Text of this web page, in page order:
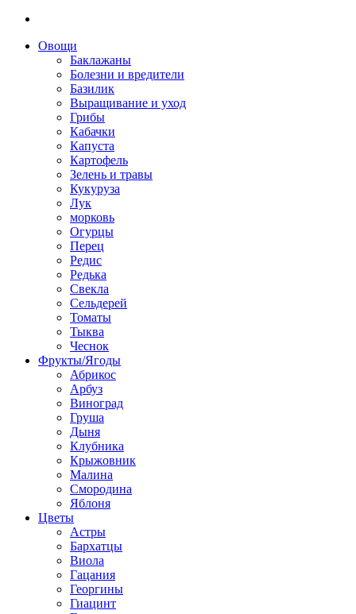
Овощи
Баклажаны
Болезни и вредители
Базилик
Выращивание и уход
Грибы
Кабачки
Капуста
Картофель
Зелень и травы
Кукуруза
Лук
морковь
Огурцы
Перец
Редис
Редька
Свекла
Сельдерей
Томаты
Тыква
Чеснок
Фрукты/Ягоды
Абрикос
Арбуз
Виноград
Груша
Дыня
Клубника
Крыжовник
Малина
Смородина
Яблоня
Цветы
Астры
Бархатцы
Виола
Гацания
Георгины
Гиацинт